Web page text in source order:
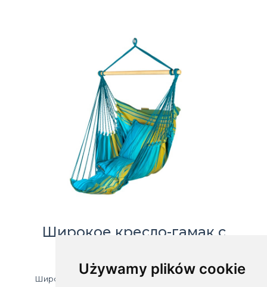
Używamy plików cookie
Широкое кресло-гамак с
Широкое кресло-гамак из натурального хлопка.